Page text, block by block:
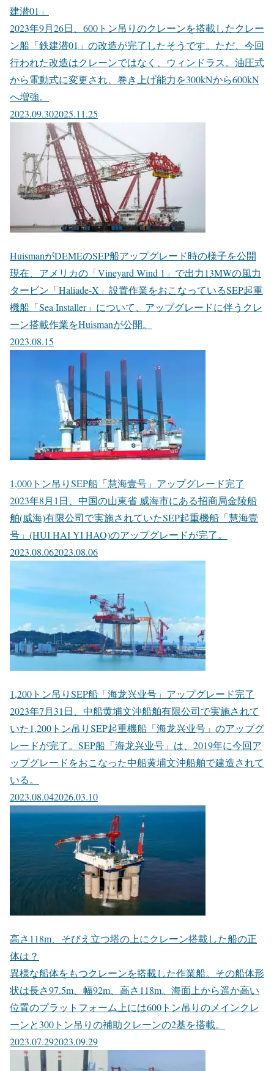
建潜01」
2023年9月26日、600トン吊りのクレーンを搭載したクレー
ン船「鉄建潜01」の改造が完了したそうです。ただ、今回
行われた改造はクレーンではなく、ウィンドラス。油圧式
から電動式に変更され、巻き上げ能力を300kNから600kN
へ増強。
2023.09.302025.11.25
HuismanがDEMEのSEP船アップグレード時の様子を公開
現在、アメリカの「Vineyard Wind 1」で出力13MWの風力
タービン「Haliade-X」設置作業をおこなっているSEP起重
機船「Sea Installer」について、アップグレードに伴うクレ
ーン搭載作業をHuismanが公開。
2023.08.15
1,000トン吊りSEP船「慧海壹号」アップグレード完了
2023年8月1日、中国の山東省 威海市にある招商局金陵船
舶(威海)有限公司で実施されていたSEP起重機船「慧海壹
号」(HUI HAI YI HAO)のアップグレードが完了。
2023.08.062023.08.06
1,200トン吊りSEP船「海龙兴业号」アップグレード完了
2023年7月31日、中船黄埔文沖船舶有限公司で実施されて
いた1,200トン吊りSEP起重機船「海龙兴业号」のアップグ
レードが完了。SEP船「海龙兴业号」は、2019年に今回ア
ップグレードをおこなった中船黄埔文沖船舶で建造されて
いる。
2023.08.042026.03.10
高さ118m、そびえ立つ塔の上にクレーン搭載した船の正
体は？
異様な船体をもつクレーンを搭載した作業船。その船体形
状は長さ97.5m、幅92m、高さ118m。海面上から遥か高い
位置のプラットフォーム上には600トン吊りのメインクレ
ーンと300トン吊りの補助クレーンの2基を搭載。
2023.07.292023.09.29